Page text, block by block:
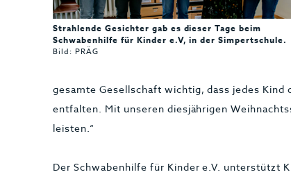
Strahlende Gesichter gab es dieser Tage beim
Schwabenhilfe für Kinder e.V, in der Simpertschule.
Bild: PRÄG
gesamte Gesellschaft wichtig, dass jedes
entfalten. Mit unseren diesjährigen
leisten.“
Der Schwabenhilfe für Kinder e.V. unterstützt